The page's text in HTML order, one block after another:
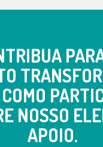
NOSSO
APOIO.